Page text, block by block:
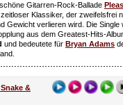
Gitarren-Rock-Ballade
zeitloser Klassiker, der zweifelsfrei
Gewicht verlieren wird. Die Single
aus dem Greatest-Hits-
und bedeutete für Bryan Adams
&